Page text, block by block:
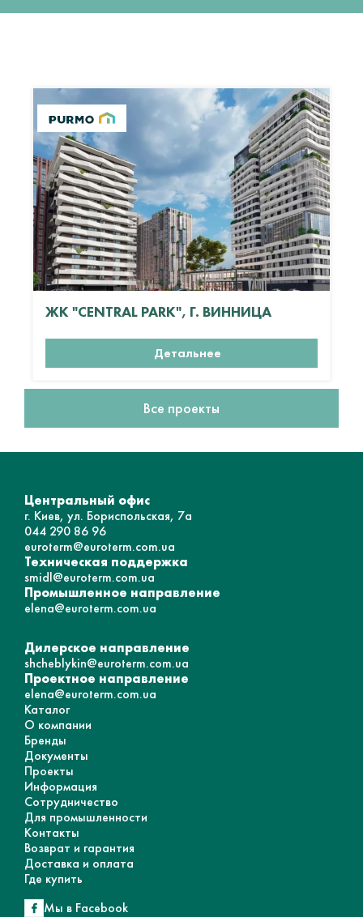
ЖК "CENTRAL PARK", Г. ВИННИЦА
Детальнее
Все проекты
Центральный офис
г. Киев, ул. Бориспольская, 7а
044 290 86 96
euroterm@euroterm.com.ua
Техническая поддержка
smidl@euroterm.com.ua
Промышленное направление
elena@euroterm.com.ua
Дилерское направление
shcheblykin@euroterm.com.ua
Проектное направление
elena@euroterm.com.ua
Каталог
О компании
Бренды
Документы
Проекты
Информация
Сотрудничество
Для промышленности
Контакты
Возврат и гарантия
Доставка и оплата
Где купить
Мы в Facebook